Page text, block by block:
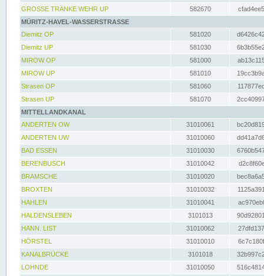
GROSSE TRÄNKE WEHR UP
582670
MÜRITZ-HAVEL-WASSERSTRASSE
Diemitz OP
581020
Diemitz UP
581030
MIROW OP
581000
MIROW UP
581010
Strasen OP
581060
Strasen UP
581070
MITTELLANDKANAL
ANDERTEN OW
31010061
ANDERTEN UW
31010060
BAD ESSEN
31010030
BERENBUSCH
31010042
BRAMSCHE
31010020
BROXTEN
31010032
HAHLEN
31010041
HALDENSLEBEN
3101013
HANN. LIST
31010062
HÖRSTEL
31010010
KANALBRÜCKE
3101018
LOHNDE
31010050